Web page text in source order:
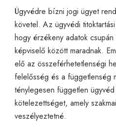
Ügyvédre bízni jogi ügyet
követel. Az ügyvédi
hogy érzékeny adatok
képviselő között maradnak.
elő az összeférhetetlenségi
felelősség és a függetlenség
ténylegesen független ügyvéd
kötelezettséget, amely
veszélyeztetné.